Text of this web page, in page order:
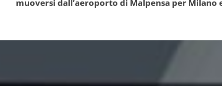
muoversi dall’aeroporto di Malpensa per Milano